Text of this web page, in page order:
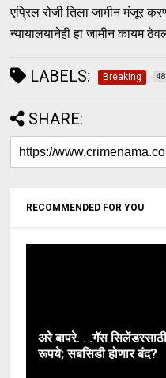
एप्रिल रोजी तिला जामीन मंजूर
न्यायालयानेही हा जामीन कायम
LABELS: Breaking
SHARE:
RECOMMENDED FOR YOU
अरे बापरे. . .गॅस
रूपये; सबसिडी होणार बंद?